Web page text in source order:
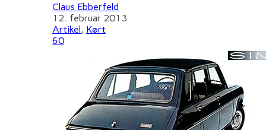
Claus Ebberfeld
12. februar 2013
Artikel, Kørt
60